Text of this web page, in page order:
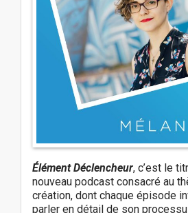
Élément Déclencheur, c’est le
nouveau podcast consacré au
création, dont chaque épisode
parler en détail de son